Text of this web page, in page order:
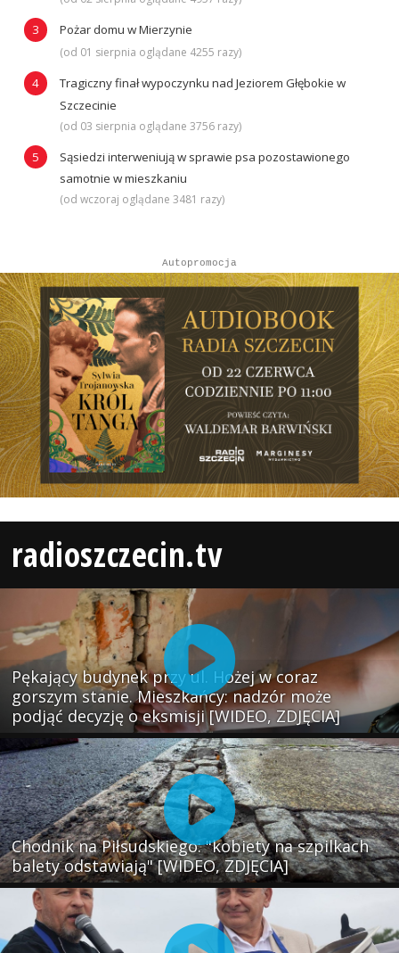
Pożar domu w Mierzynie
(od 01 sierpnia oglądane 4255 razy)
Tragiczny finał wypoczynku nad Jeziorem Głębokie w
Szczecinie
(od 03 sierpnia oglądane 3756 razy)
Sąsiedzi interweniują w sprawie psa pozostawionego
samotnie w mieszkaniu
(od wczoraj oglądane 3481 razy)
Autopromocja
radioszczecin.tv
Pękający budynek przy ul. Hożej w coraz
gorszym stanie. Mieszkańcy: nadzór może
podjąć decyzję o eksmisji [WIDEO, ZDJĘCIA]
Chodnik na Piłsudskiego: "kobiety na szpilkach
balety odstawiają" [WIDEO, ZDJĘCIA]